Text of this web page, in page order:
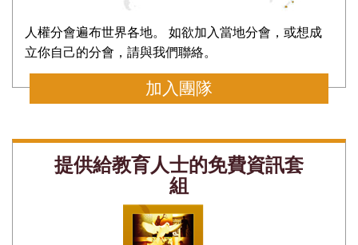
人權分會遍布世界各地。 如欲加入當地分會，或想成
立你自己的分會，請與我們聯絡。
加入團隊
提供給教育人士的免費資訊套
組